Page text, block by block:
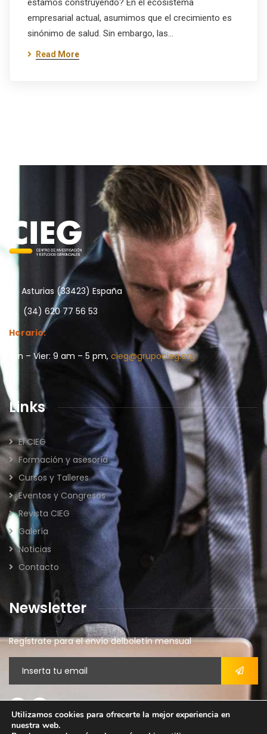
estamos construyendo? En el ecosistema
empresarial actual, asumimos que el crecimiento es
sinónimo de salud. Sin embargo, las…
Read More
Asturias (33423) España
(34) 620 77 56 53
Horario:
Lun – Vier: 9 am – 5 pm, cieg@grupocieg.org
Links
El CIEG
Formación y asesoría
Cursos y Talleres
Eventos y Congresos
Revista CIEG
Galería
Noticias
Contacto
Newsletter
Regístrate para el envío delboletín mensual
Utilizamos cookies para ofrecerte la mejor experiencia en
nuestra web.